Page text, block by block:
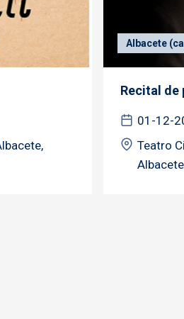
Albacete
Recital de
01-12-
Teatro
Albacete